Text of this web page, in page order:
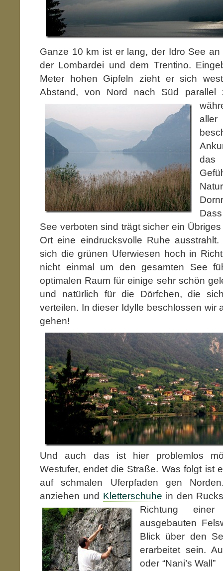
Ganze 10 km ist er lang, der Idro See
der Lombardei und dem Trentino.
Meter hohen Gipfeln zieht er sich
Abstand, von Nord nach Süd parallel
das
See verboten sind trägt sicher ein
Ort eine eindrucksvolle Ruhe
sich die grünen Uferwiesen hoch in
nicht einmal um den gesamten See
optimalen Raum für einige sehr schön
und natürlich für die Dörfchen, die
verteilen. In dieser Idylle beschlossen wir
gehen!
Und auch das ist hier problemlos
Westufer, endet die Straße. Was folgt ist
auf schmalen Uferpfaden gen
anziehen und Kletterschuhe in den
Richtung
ausgebauten
Blick über den
erarbeitet sein.
oder “Nani’s Wall”